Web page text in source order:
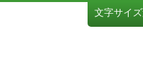
文字サイ